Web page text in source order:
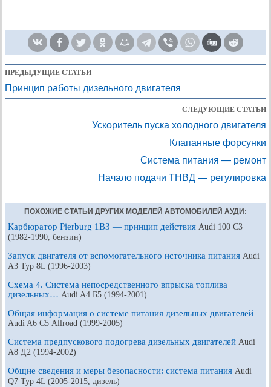
ПРЕДЫДУЩИЕ СТАТЬИ
Принцип работы дизельного двигателя
СЛЕДУЮЩИЕ СТАТЬИ
Ускоритель пуска холодного двигателя
Клапанные форсунки
Система питания — ремонт
Начало подачи ТНВД — регулировка
ПОХОЖИЕ СТАТЬИ ДРУГИХ МОДЕЛЕЙ АВТОМОБИЛЕЙ АУДИ:
Карбюратор Pierburg 1B3 — принцип действия Audi 100 С3
(1982-1990, бензин)
Запуск двигателя от вспомогательного источника питания Audi
A3 Typ 8L (1996-2003)
Схема 4. Система непосредственного впрыска топлива
дизельных… Audi A4 Б5 (1994-2001)
Общая информация о системе питания дизельных двигателей
Audi A6 С5 Allroad (1999-2005)
Система предпускового подогрева дизельных двигателей Audi
A8 Д2 (1994-2002)
Общие сведения и меры безопасности: система питания Audi
Q7 Typ 4L (2005-2015, дизель)